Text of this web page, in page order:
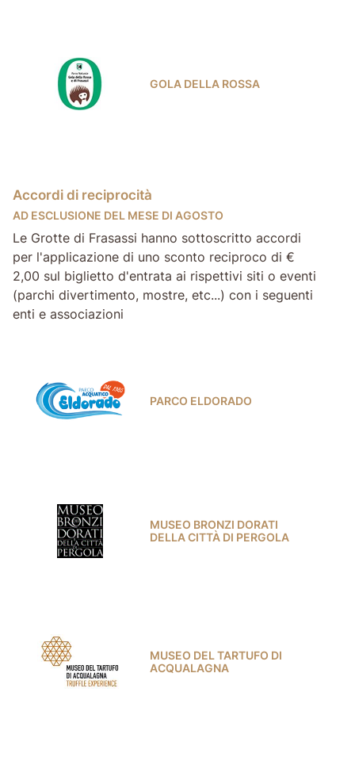
GOLA DELLA ROSSA
Accordi di reciprocità
AD ESCLUSIONE DEL MESE DI AGOSTO
Le Grotte di Frasassi hanno sottoscritto accordi
per l'applicazione di uno sconto reciproco di €
2,00 sul biglietto d'entrata ai rispettivi siti o eventi
(parchi divertimento, mostre, etc...) con i seguenti
enti e associazioni
PARCO ELDORADO
MUSEO BRONZI DORATI
DELLA CITTÀ DI PERGOLA
MUSEO DEL TARTUFO DI
ACQUALAGNA